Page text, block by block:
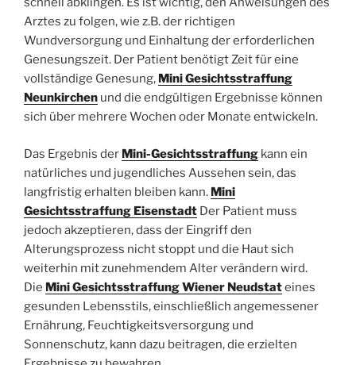
Arztes zu folgen, wie z.B. der richtigen
Wundversorgung und Einhaltung der erforderlichen
Genesungszeit. Der Patient benötigt Zeit für eine
vollständige Genesung, Mini Gesichtsstraffung
Neunkirchen und die endgültigen Ergebnisse können
sich über mehrere Wochen oder Monate entwickeln.
Das Ergebnis der Mini-Gesichtsstraffung kann ein
natürliches und jugendliches Aussehen sein, das
langfristig erhalten bleiben kann. Mini
Gesichtsstraffung Eisenstadt Der Patient muss
jedoch akzeptieren, dass der Eingriff den
Alterungsprozess nicht stoppt und die Haut sich
weiterhin mit zunehmendem Alter verändern wird.
Die Mini Gesichtsstraffung Wiener Neudstateines
gesunden Lebensstils, einschließlich angemessener
Ernährung, Feuchtigkeitsversorgung und
Sonnenschutz, kann dazu beitragen, die erzielten